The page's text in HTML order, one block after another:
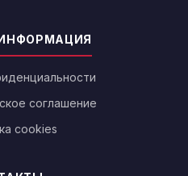
соглашение
cookies